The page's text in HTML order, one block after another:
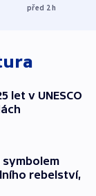
indicie
před 2h
let v UNESCO
symbolem
rebelství,